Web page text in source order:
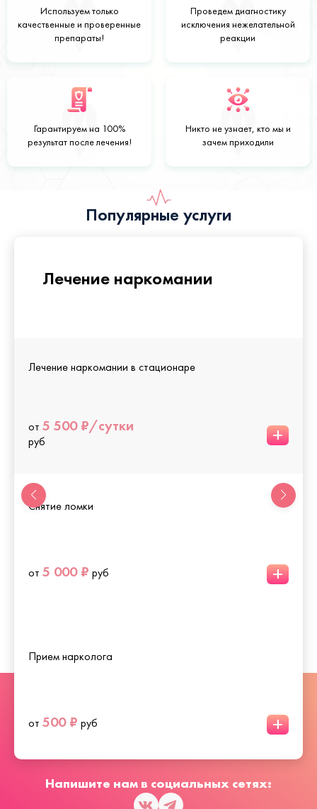
Используем только
качественныеи проверенные
препараты!
Проведемдиагностику
исключения нежелательной
реакции
Гарантируем на 100%
результат после лечения!
Никто не узнает, кто мы и
зачем приходили
Популярные услуги
Лечение наркомании
Лечение наркомании в стационаре
от 5 500 ₽/сутки
руб +
Снятие ломки
от 5 000 ₽ руб +
Прием нарколога
от 500 ₽ руб +
Напишите нам в социальных сетях: